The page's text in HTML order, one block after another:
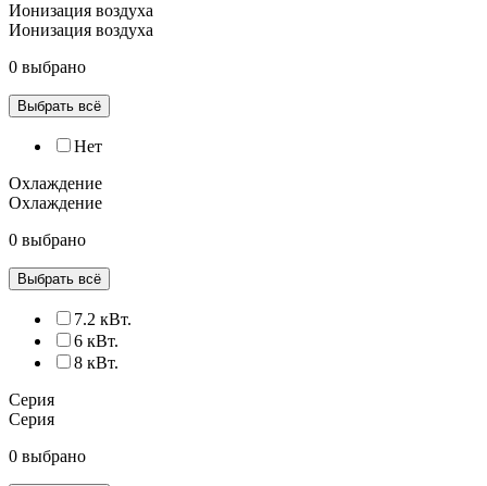
Ионизация воздуха
Ионизация воздуха
0 выбрано
Выбрать всё
Нет
Охлаждение
Охлаждение
0 выбрано
Выбрать всё
7.2 кВт.
6 кВт.
8 кВт.
Серия
Серия
0 выбрано